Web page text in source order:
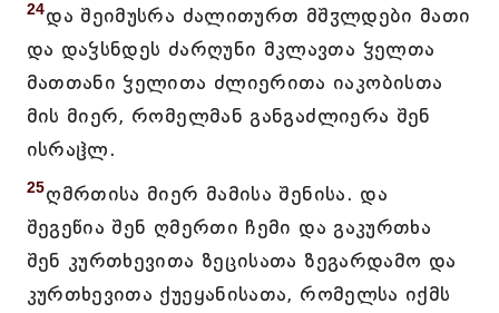
24და შეიმუსრა ძალითურთ მშჳლდები მათი
და დაჴსნდეს ძარღუნი მკლავთა ჴელთა
მათთანი ჴელითა ძლიერითა იაკობისთა
მის მიერ, რომელმან განგაძლიერა შენ
ისრაჱლ.
25ღმრთისა მიერ მამისა შენისა. და
შეგეწია შენ ღმერთი ჩემი და გაკურთხა
შენ კურთხევითა ზეცისათა ზეგარდამო და
კურთხევითა ქუეყანისათა, რომელსა იქმს